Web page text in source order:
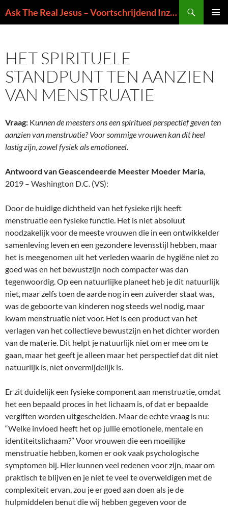
naar
Ask The Real Jesus – Voortschrijdend Inzicht in de Zin van het Leven
HET SPIRITUELE
STANDPUNT TEN AANZIEN
VAN MENSTRUATIE
Vraag: Kunnen de meesters ons een spiritueel perspectief geven ten
aanzien van menstruatie? Voor sommige vrouwen kan dit heel
lastig zijn, zowel fysiek als emotioneel.
Antwoord van Geascendeerde Meester Moeder Maria,
2019 – Washington D.C. (VS):
Door de huidige dichtheid van het fysieke rijk heeft
menstruatie een fysieke functie. Het is niet absoluut
noodzakelijk voor de meeste vrouwen die in een ontwikkelder
samenleving leven en een gezondere levensstijl hebben, maar
het is meegenomen uit het verleden waarin de hygiëne niet zo
goed was en het bewustzijn noch compacter was dan
tegenwoordig. Op een natuurlijke planeet heb je dit natuurlijk
niet, maar zelfs toen de aarde nog in een zuiverder staat was,
was de geboorte van kinderen nog steeds wel nodig, maar
kwam menstruatie niet voor. Het is een product van het
verlagen van het collectieve bewustzijn en het dichter worden
van de materie. Dit helpt je natuurlijk niet om er mee om te
gaan, maar het geeft je alleen maar het perspectief dat dit niet
natuurlijk is, niet onvermijdelijk is.
Er zit duidelijk een fysieke component aan menstruatie, omdat
het een bepaald proces in het lichaam is, of dat er bepaalde
vergiften worden uitgescheiden. Maar de echte vraag is nu:
“Welke invloed heeft het op jullie emotionele, mentale en
identiteitslichaam?” Voor vrouwen die een moeilijke
menstruatie hebben, komen er ook vaak psychologische
symptomen bij. Hier kunnen veel redenen voor zijn, maar om
praktisch te blijven en je niet te veel te overweldigen met de
complexiteit ervan, zou je er goed aan doen als je de
hulpmiddelen benut die wij hebben gegeven voor de